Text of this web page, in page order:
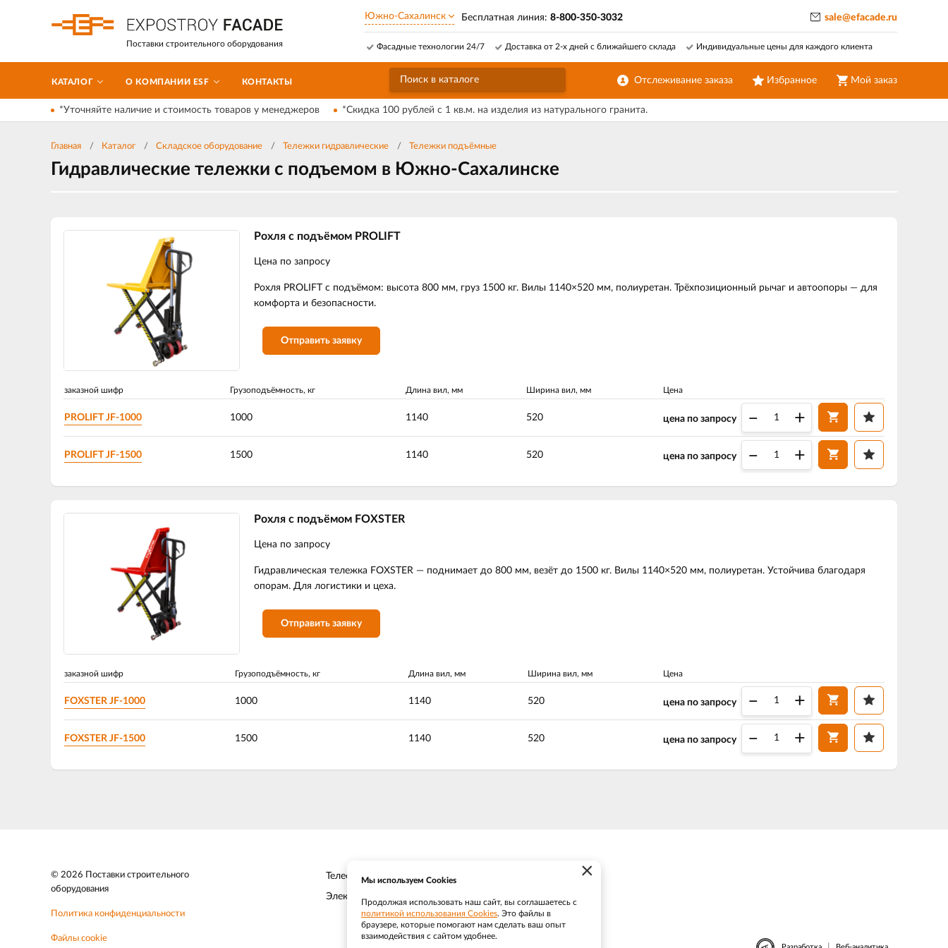
Поставки строительного оборудования
Южно-Сахалинск Бесплатная линия: 8-800-350-3032
Отслеживание заказа Избранное Мой заказ
Фасадные технологии 24/7 Доставка от 2-х дней с ближайшего склада Индивидуальные цены для каждого клиента
КАТАЛОГ О КОМПАНИИ ESF КОНТАКТЫ
sale@efacade.ru
*Уточняйте наличие и стоимость товаров у менеджеров *Скидка 100 рублей с 1 кв.м. на изделия из натурального гранита.
Главная Каталог Складское оборудование Тележки гидравлические Тележки подъёмные
Гидравлические тележки с подъемом в Южно-Сахалинске
Рохля с подъёмом PROLIFT
Цена по запросу
Рохля PROLIFT с подъёмом: высота 800 мм, груз 1500 кг. Вилы 1140×520 мм, полиуретан. Трёхпозиционный рычаг и автоопоры — для
комфорта и безопасности.
Отправить заявку
заказной шифр Грузоподъёмность, кг Длина вил, мм Ширина вил, мм Цена
PROLIFT JF-1000 1000 1140 520 цена по запросу – +
PROLIFT JF-1500 1500 1140 520 цена по запросу – +
Рохля с подъёмом FOXSTER
Цена по запросу
Гидравлическая тележка FOXSTER — поднимает до 800 мм, везёт до 1500 кг. Вилы 1140×520 мм, полиуретан. Устойчива благодаря
опорам. Для логистики и цеха.
Отправить заявку
заказной шифр Грузоподъёмность, кг Длина вил, мм Ширина вил, мм Цена
FOXSTER JF-1000 1000 1140 520 цена по запросу – +
FOXSTER JF-1500 1500 1140 520 цена по запросу – +
© 2026 Поставки строительного
оборудования
Политика конфиденциальности
Файлы cookie
Телефон: 8-800-350-3032
Электронная почта:
×
Мы используем Cookies
Продолжая использовать наш сайт, вы соглашаетесь с
политикой использования Cookies. Это файлы в
браузере, которые помогают нам сделать ваш опыт
взаимодействия с сайтом удобнее.